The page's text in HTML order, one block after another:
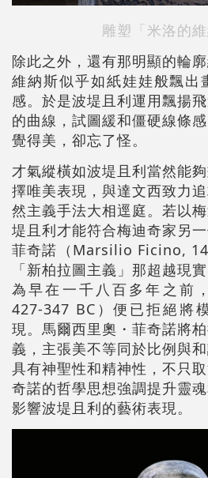
雕塑「米洛的維
除此之外，還有那明顯的輪
維納斯似乎如紙娃娃般飄出
感。於是波堤且利運用飄揚
的曲線，試圖緩和僵硬線條
覺得美，卻忘了怪。
才氣縱橫如波堤且利當然能
擇唯美表現，與達文西致力
然主義手法大相逕庭。若以
堤且利才能符合梅迪奇家另
菲奇諾（Marsilio Ficino,
「新柏拉圖主義」那超越現
為早在一千八百多年之前
427-347 BC）便已拒絕將
現。馬爾西里奧・菲奇諾將
義，主張美不等同於比例與
具有神聖性和精神性，不只
奇諾的哲學思想強調提升靈
影響波堤且利的藝術表現。